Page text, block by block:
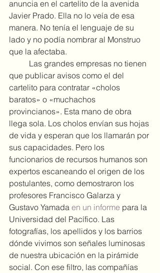
anuncia en el cartelito de la avenida
Javier Prado. Ella no lo veía de esa
manera. No tenía el lenguaje de su
lado y no podía nombrar al Monstruo
que la afectaba.
que publicar avisos como el del
cartelito para contratar «cholos
baratos» o «muchachos
provincianos». Esta mano de obra
llega sola. Los cholos envían sus hojas
de vida y esperan que los llamarán por
sus capacidades. Pero los
funcionarios de recursos humanos son
expertos escaneando el origen de los
postulantes, como demostraron los
profesores Francisco Galarza y
Gustavo Yamada en un informe para la
Universidad del Pacífico. Las
fotografías, los apellidos y los barrios
dónde vivimos son señales luminosas
de nuestra ubicación en la pirámide
social. Con ese filtro, las compañías